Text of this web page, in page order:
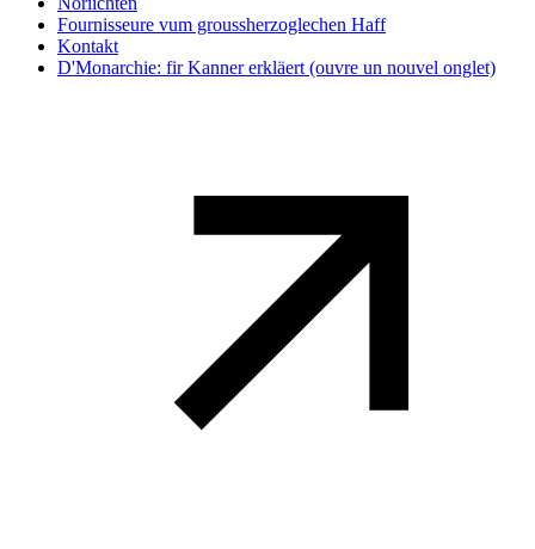
Fournisseure vum groussherzoglechen Haff
Kontakt
D'Monarchie: fir Kanner erkläert (ouvre un nouvel onglet)